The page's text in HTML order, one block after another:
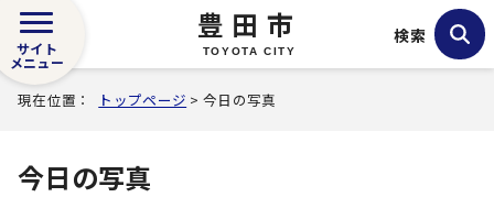
豊田市
TOYOTA CITY
サイト
メニュー
検索
現在位置： トップページ > 今日の写真
今日の写真